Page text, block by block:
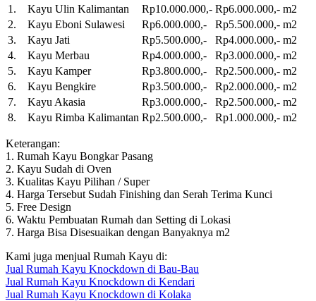
1.
Kayu Ulin Kalimantan Rp10.000.000,- Rp6.000.000,- m2
2.
Kayu Eboni Sulawesi Rp6.000.000,- Rp5.500.000,- m2
3.
Kayu Jati Rp5.500.000,- Rp4.000.000,- m2
4.
Kayu Merbau Rp4.000.000,- Rp3.000.000,- m2
5.
Kayu Kamper Rp3.800.000,- Rp2.500.000,- m2
6.
Kayu Bengkire Rp3.500.000,- Rp2.000.000,- m2
7.
Kayu Akasia Rp3.000.000,- Rp2.500.000,- m2
8.
Kayu Rimba Kalimantan Rp2.500.000,- Rp1.000.000,- m2
Keterangan:
1. Rumah Kayu Bongkar Pasang
2. Kayu Sudah di Oven
3. Kualitas Kayu Pilihan / Super
4. Harga Tersebut Sudah Finishing dan Serah Terima Kunci
5. Free Design
6. Waktu Pembuatan Rumah dan Setting di Lokasi
7. Harga Bisa Disesuaikan dengan Banyaknya m2
Kami juga menjual Rumah Kayu di:
Jual Rumah Kayu Knockdown di Bau-Bau
Jual Rumah Kayu Knockdown di Kendari
Jual Rumah Kayu Knockdown di Kolaka